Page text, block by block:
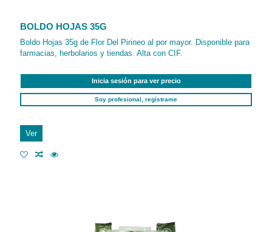
BOLDO HOJAS 35G
Boldo Hojas 35g de Flor Del Pirineo al por mayor. Disponible para
farmacias, herbolarios y tiendas. Alta con CIF.
Inicia sesión para ver precio
Soy profesional, regístrame
Ver